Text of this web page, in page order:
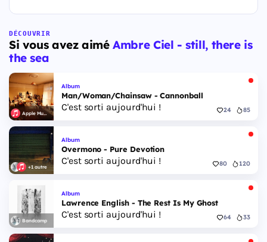
DÉCOUVRIR
Si vous avez aiméAmbre Ciel - still, there is
the sea
Apple Music
Album
Man/Woman/Chainsaw - Cannonball
C'est sorti aujourd'hui ! 24 85
+1 autre
Album
Overmono - Pure Devotion
C'est sorti aujourd'hui ! 80 120
Bandcamp
Album
Lawrence English - The Rest Is My Ghost
C'est sorti aujourd'hui ! 64 33